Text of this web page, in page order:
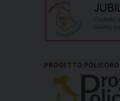
PROGETTO POLICORO